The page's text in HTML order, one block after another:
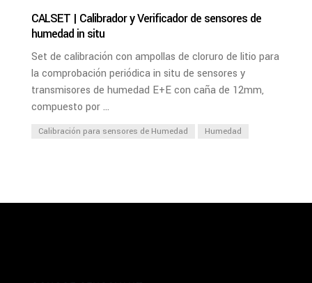
CALSET | Calibrador y Verificador de sensores de
humedad in situ
Set de calibración con ampollas de cloruro de litio para
la comprobación periódica in situ de sensores y
transmisores de humedad E+E con caña de 12mm,
compuesto por ...
Calibración para sensores de Humedad Humedad